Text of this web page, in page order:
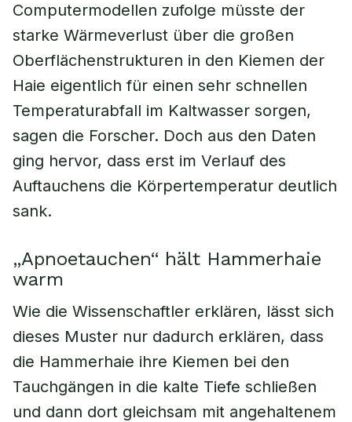
Computermodellen zufolge müsste der
starke Wärmeverlust über die großen
Oberflächenstrukturen in den Kiemen der
Haie eigentlich für einen sehr schnellen
Temperaturabfall im Kaltwasser sorgen,
sagen die Forscher. Doch aus den Daten
ging hervor, dass erst im Verlauf des
Auftauchens die Körpertemperatur deutlich
sank.
„Apnoetauchen“ hält Hammerhaie
warm
Wie die Wissenschaftler erklären, lässt sich
dieses Muster nur dadurch erklären, dass
die Hammerhaie ihre Kiemen bei den
Tauchgängen in die kalte Tiefe schließen
und dann dort gleichsam mit angehaltenem